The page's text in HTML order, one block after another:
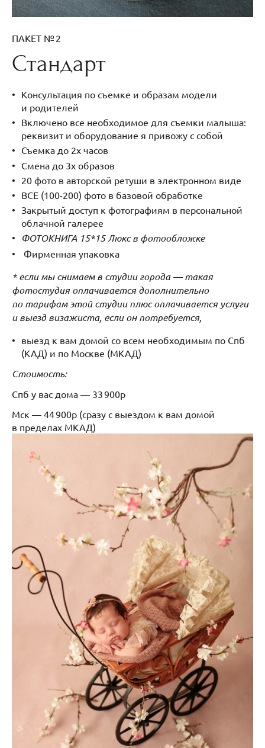
ПАКЕТ № 2
Стандарт
Консультация по съемке и образам модели
и родителей
Включено все необходимое для съемки малыша:
реквизит и оборудование я привожу с собой
Съемка до 2х часов
Смена до 3х образов
20 фото в авторской ретуши в электронном виде
ВСЕ (100-200) фото в базовой обработке
Закрытый доступ к фотографиям в персональной
облачной галерее
ФОТОКНИГА 15*15 Люкс в фотообложке
Фирменная упаковка
* если мы снимаем в студии города — такая
фотостудия оплачивается дополнительно
по тарифам этой студии плюс оплачивается услуги
и выезд визажиста, если он потребуется,
выезд к вам домой со всем необходимым по Спб
(КАД) и по Москве (МКАД)
Стоимость:
Спб у вас дома — 33 900р
Мск — 44 900р (сразу с выездом к вам домой
в пределах МКАД)